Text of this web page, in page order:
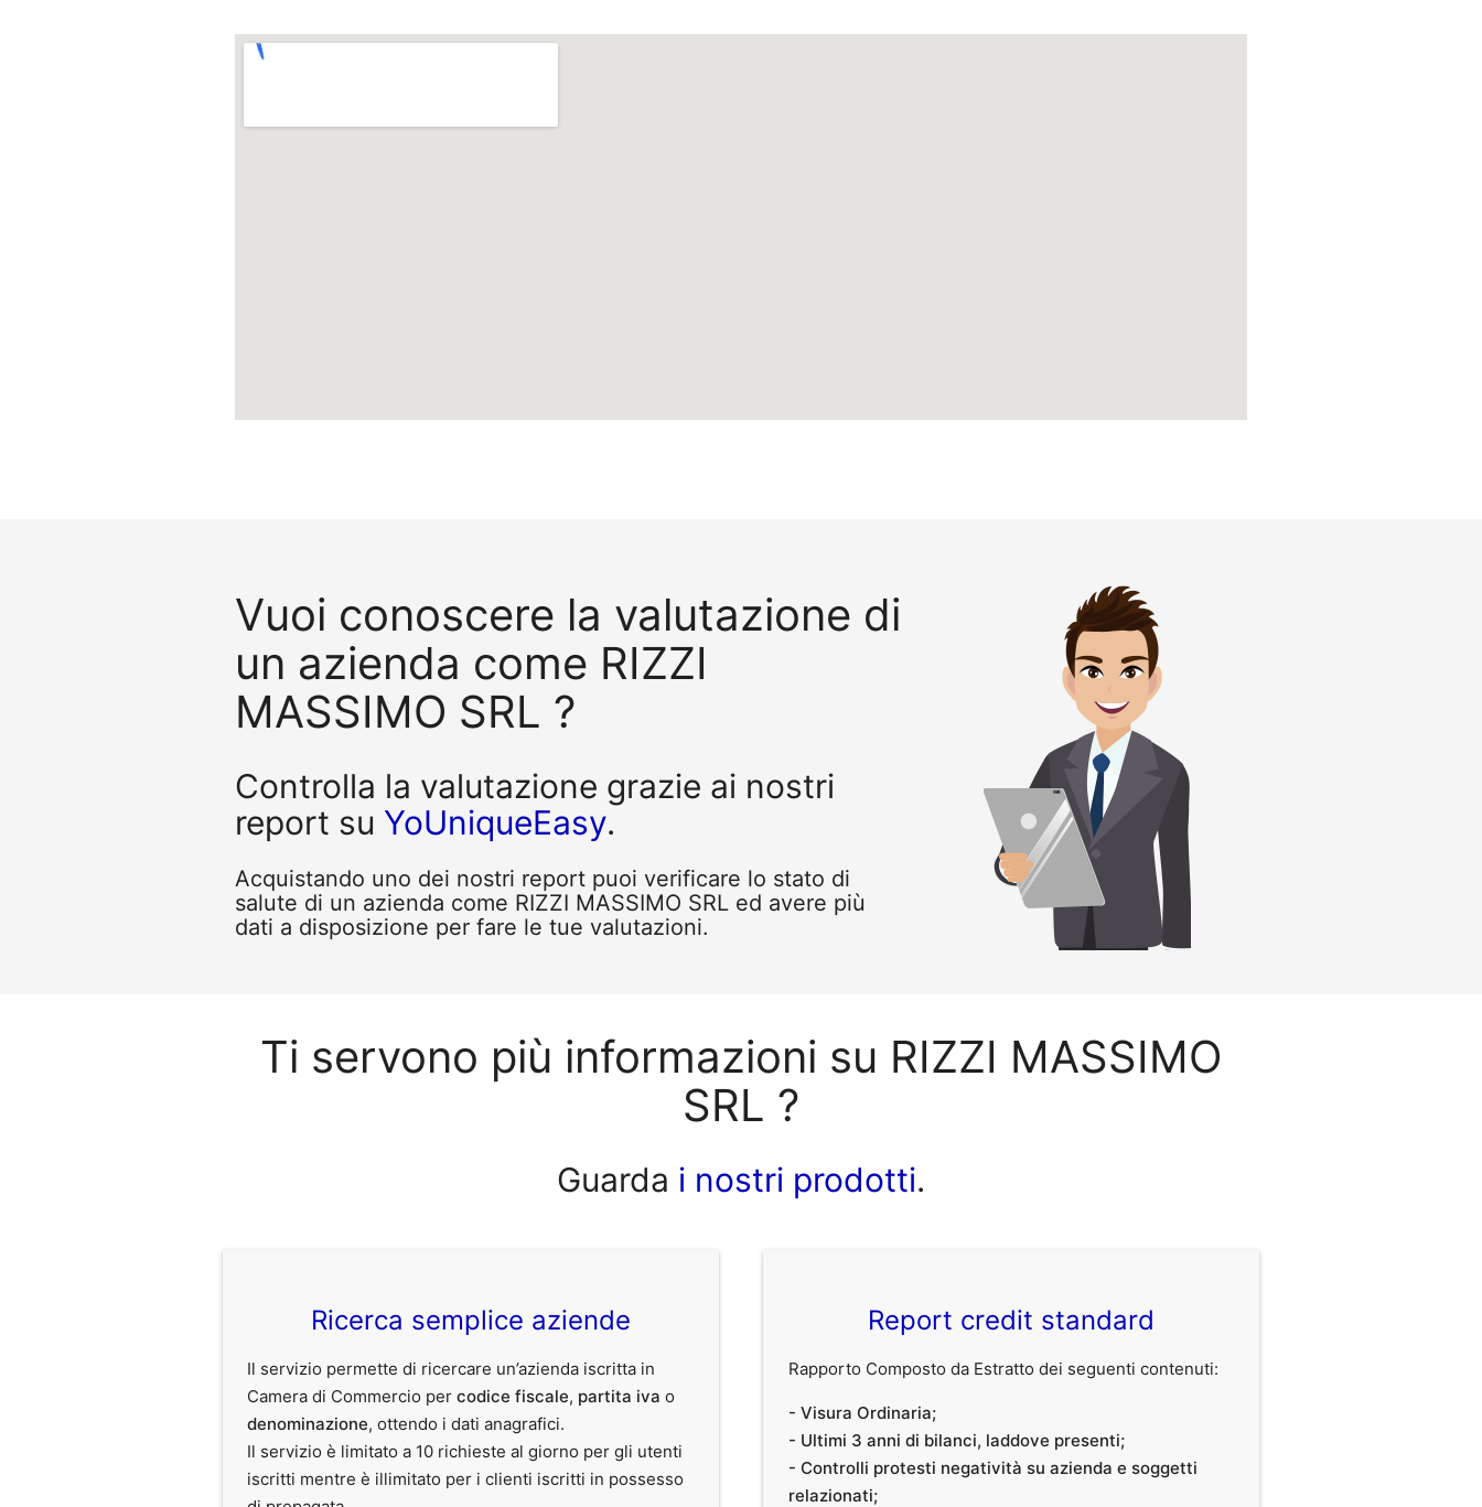
Vuoi conoscere la valutazione di
un azienda come RIZZI
MASSIMO SRL ?
Controlla la valutazione grazie ai nostri
report su YoUniqueEasy.
Acquistando uno dei nostri report puoi verificare lo stato di
salute di un azienda come RIZZI MASSIMO SRL ed avere più
dati a disposizione per fare le tue valutazioni.
Ti servono più informazioni su RIZZI MASSIMO
SRL ?
Guarda i nostri prodotti.
Ricerca semplice aziende
Il servizio permette di ricercare un’azienda iscritta in
Camera di Commercio percodice fiscale, partita iva o
denominazione, ottendo i dati anagrafici.
Il servizio è limitato a 10 richieste al giorno per gli utenti
iscritti mentre è illimitato per i clienti iscritti in possesso
Report credit standard
Rapporto Composto da Estratto dei seguenti contenuti:
- Visura Ordinaria;
- Ultimi 3 anni di bilanci, laddove presenti;
- Controlli protesti negatività su azienda e soggetti
relazionati;